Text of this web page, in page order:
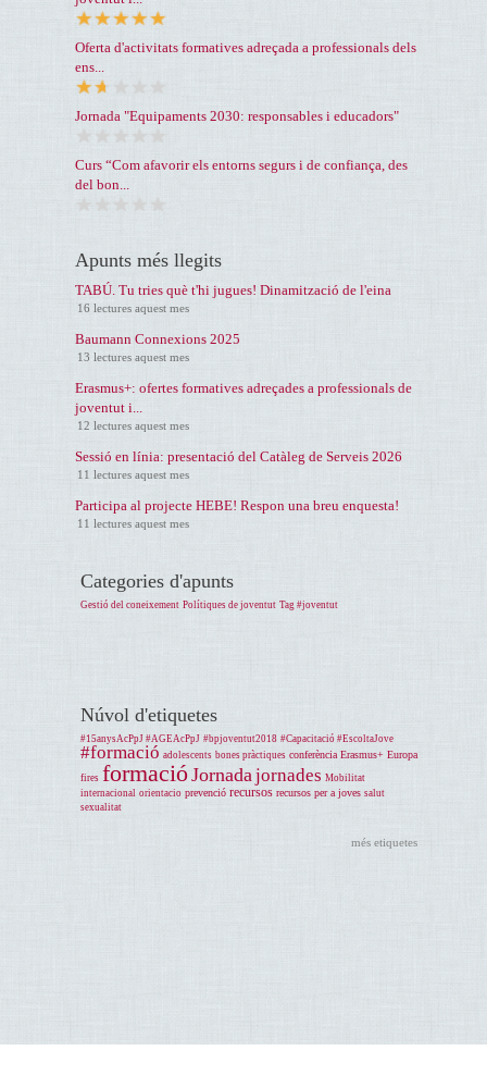
Oferta d'activitats formatives adreçada a professionals dels
ens...
Jornada "Equipaments 2030: responsables i educadors"
Curs “Com afavorir els entorns segurs i de confiança, des
del bon...
Apunts més llegits
TABÚ. Tu tries què t'hi jugues! Dinamització de l'eina
16 lectures aquest mes
Baumann Connexions 2025
13 lectures aquest mes
Erasmus+: ofertes formatives adreçades a professionals de
joventut i...
12 lectures aquest mes
Sessió en línia: presentació del Catàleg de Serveis 2026
11 lectures aquest mes
Participa al projecte HEBE! Respon una breu enquesta!
11 lectures aquest mes
Categories d'apunts
Gestió del coneixement Polítiques de joventut Tag #joventut
Núvol d'etiquetes
#15anysAcPpJ #AGEAcPpJ #bpjoventut2018 #Capacitació #EscoltaJove
#formació adolescents bones pràctiques conferència Erasmus+ Europa
fires formacióJornadajornades Mobilitat
internacional orientacio prevenció recursos recursos per a joves salut
sexualitat
més etiquetes